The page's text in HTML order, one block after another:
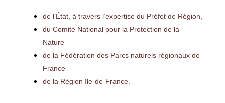
de l’État, à travers l’expertise du Préfet de Région,
du Comité National pour la Protection de la
Nature
de la Fédération des Parcs naturels régionaux de
France
de la Région Ile-de-France.